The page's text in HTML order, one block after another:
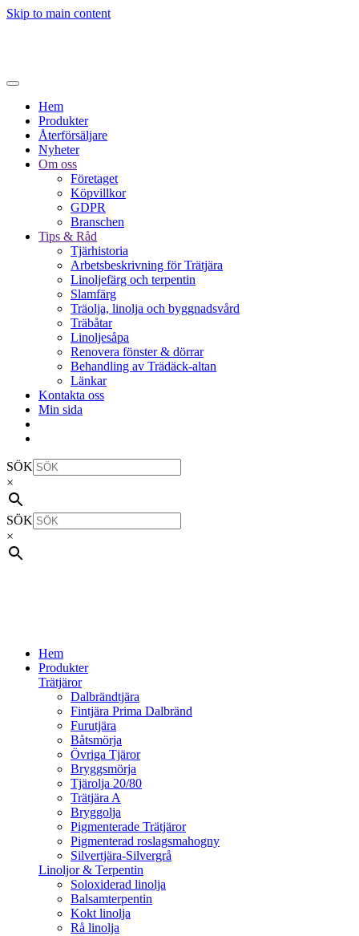
Skip to main content
Hem
Produkter
Återförsäljare
Nyheter
Om oss
Företaget
Köpvillkor
GDPR
Branschen
Tips & Råd
Tjärhistoria
Arbetsbeskrivning för Trätjära
Linoljefärg och terpentin
Slamfärg
Träolja, linolja och byggnadsvård
Träbåtar
Linoljesåpa
Renovera fönster & dörrar
Behandling av Trädäck-altan
Länkar
Kontakta oss
Min sida
SÖK
×
SÖK
×
Hem
Produkter
Trätjäror
Dalbrändtjära
Fintjära Prima Dalbränd
Furutjära
Båtsmörja
Övriga Tjäror
Bryggsmörja
Tjärolja 20/80
Trätjära A
Bryggolja
Pigmenterade Trätjäror
Pigmenterad roslagsmahogny
Silvertjära-Silvergrå
Linoljor & Terpentin
Soloxiderad linolja
Balsamterpentin
Kokt linolja
Rå linolja